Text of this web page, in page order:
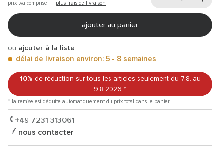
prix tva comprise | plus frais de livraison
ajouter au panier
ou ajouter à la liste
délai de livraison environ: 5 - 8 semaines
10% de réduction sur tous les articles seulement du 7.8. au
9.8.2026 *
* la remise est déduite automatiquement du prix total dans le panier.
+49 7231 313061
nous contacter